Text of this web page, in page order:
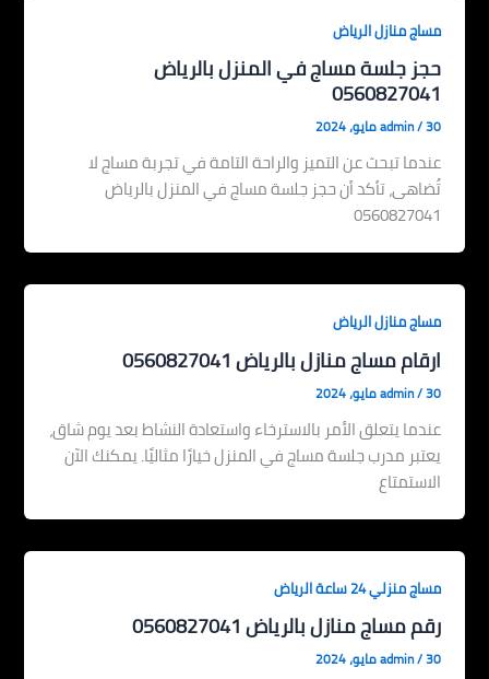
مساج منازل الرياض
حجز جلسة مساج في المنزل بالرياض
0560827041
admin/30 مايو، 2024
عندما تبحث عن التميز والراحة التامة في تجربة مساج لا
تُضاهى، تأكد أن حجز جلسة مساج في المنزل بالرياض
0560827041
مساج منازل الرياض
ارقام مساج منازل بالرياض 0560827041
admin/30 مايو، 2024
عندما يتعلق الأمر بالاسترخاء واستعادة النشاط بعد يوم شاق،
يعتبر مدرب جلسة مساج في المنزل خيارًا مثاليًا. يمكنك الآن
الاستمتاع
مساج منزلي 24 ساعة الرياض
رقم مساج منازل بالرياض 0560827041
admin/30 مايو، 2024